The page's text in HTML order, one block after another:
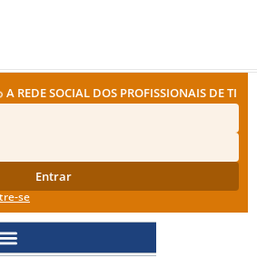
A REDE SOCIAL DOS PROFISSIONAIS DE TI
Entrar
se